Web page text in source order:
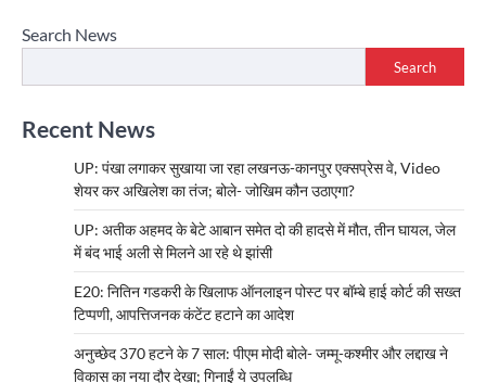
Search News
Search
Recent News
UP: पंखा लगाकर सुखाया जा रहा लखनऊ-कानपुर एक्सप्रेस वे, Video
शेयर कर अखिलेश का तंज; बोले- जोखिम कौन उठाएगा?
UP: अतीक अहमद के बेटे आबान समेत दो की हादसे में मौत, तीन घायल, जेल
में बंद भाई अली से मिलने आ रहे थे झांसी
E20: नितिन गडकरी के खिलाफ ऑनलाइन पोस्ट पर बॉम्बे हाई कोर्ट की सख्त
टिप्पणी, आपत्तिजनक कंटेंट हटाने का आदेश
अनुच्छेद 370 हटने के 7 साल: पीएम मोदी बोले- जम्मू-कश्मीर और लद्दाख ने
विकास का नया दौर देखा; गिनाईं ये उपलब्धि